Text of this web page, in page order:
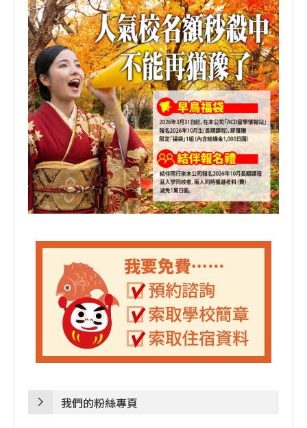
我們的粉絲專頁